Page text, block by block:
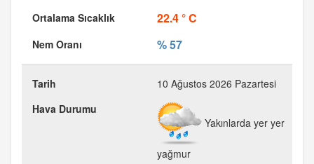
22.4 ° C
% 57
10 Ağustos 2026 Pazartesi
Yakınlarda yer yer
yağmur